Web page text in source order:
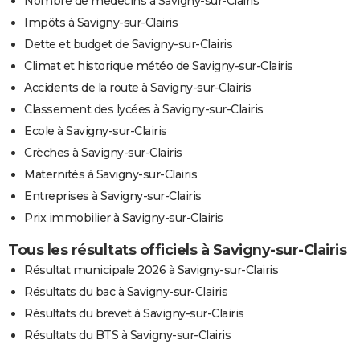
Impôts à Savigny-sur-Clairis
Dette et budget de Savigny-sur-Clairis
Climat et historique météo de Savigny-sur-Clairis
Accidents de la route à Savigny-sur-Clairis
Classement des lycées à Savigny-sur-Clairis
Ecole à Savigny-sur-Clairis
Crèches à Savigny-sur-Clairis
Maternités à Savigny-sur-Clairis
Entreprises à Savigny-sur-Clairis
Prix immobilier à Savigny-sur-Clairis
Tous les résultats officiels à Savigny-sur-Clairis
Résultat municipale 2026 à Savigny-sur-Clairis
Résultats du bac à Savigny-sur-Clairis
Résultats du brevet à Savigny-sur-Clairis
Résultats du BTS à Savigny-sur-Clairis